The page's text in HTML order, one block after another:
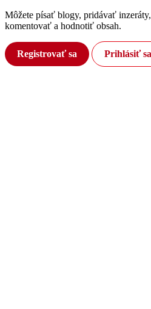
Môžete písať blogy, pridávať
komentovať a hodnotiť obsah.
Registrovať sa Prihlásiť sa